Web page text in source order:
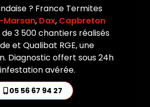
? France Termites
, Dax, Capbreton
3 500 chantiers réalisés
et Qualibat RGE, une
Diagnostic offert sous 24h
avérée.
05 56 67 94 27